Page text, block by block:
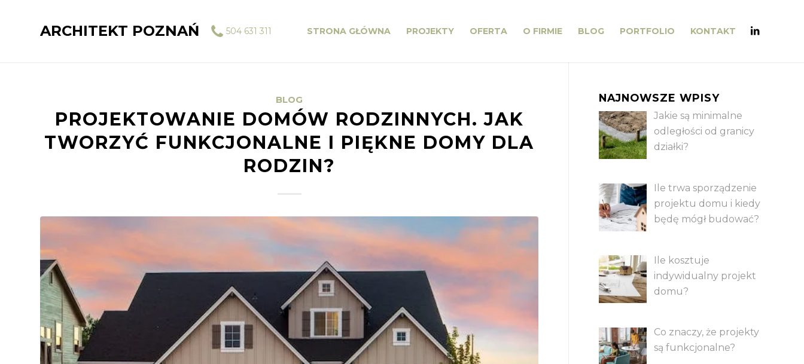
ARCHITEKT POZNAŃ 504 631 311 STRONA GŁÓWNA PROJEKTY OFERTA O FIRMIE BLOG PORTFOLIO KONTAKT
BLOG
PROJEKTOWANIE DOMÓW RODZINNYCH. JAK
TWORZYĆ FUNKCJONALNE I PIĘKNE DOMY DLA
RODZIN?
NAJNOWSZE WPISY
Jakie są minimalne
odległości od granicy
działki?
Ile trwa sporządzenie
projektu domu i kiedy
będę mógł budować?
Ile kosztuje
indywidualny projekt
domu?
Co znaczy, że projekty
są funkcjonalne?